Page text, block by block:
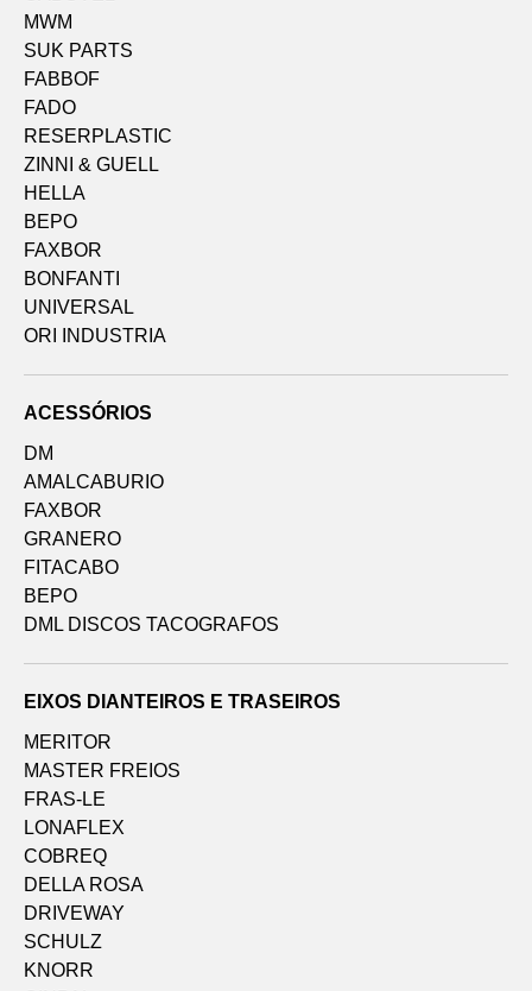
MWM
SUK PARTS
FABBOF
FADO
RESERPLASTIC
ZINNI & GUELL
HELLA
BEPO
FAXBOR
BONFANTI
UNIVERSAL
ORI INDUSTRIA
ACESSÓRIOS
DM
AMALCABURIO
FAXBOR
GRANERO
FITACABO
BEPO
DML DISCOS TACOGRAFOS
EIXOS DIANTEIROS E TRASEIROS
MERITOR
MASTER FREIOS
FRAS-LE
LONAFLEX
COBREQ
DELLA ROSA
DRIVEWAY
SCHULZ
KNORR